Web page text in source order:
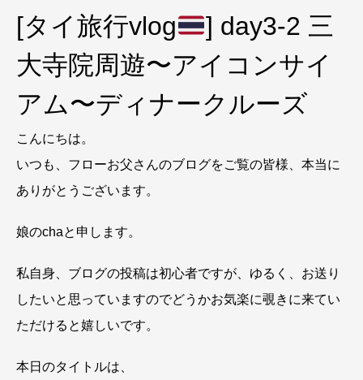
[タイ旅行vlog
] day3-2 三
大寺院周遊〜アイコンサイ
アム〜ディナークルーズ
こんにちは。
いつも、フローお父さんのブログをご覧の皆様、本当に
ありがとうございます。
娘のchaと申します。
私自身、ブログの投稿は初心者ですが、ゆるく、お送り
したいと思っていますのでどうかお気楽に覗きに来てい
ただけると嬉しいです。
本日のタイトルは、